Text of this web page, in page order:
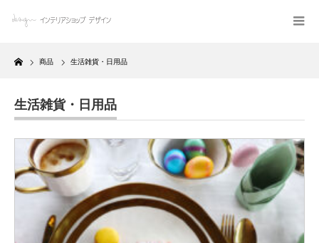
Home
商品 生活雑貨・日用品
生活雑貨・日用品